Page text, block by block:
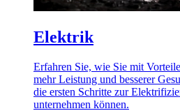
Elektrik
Erfahren Sie, wie Sie mit
mehr Leistung und besserer
die ersten Schritte zur
unternehmen können.